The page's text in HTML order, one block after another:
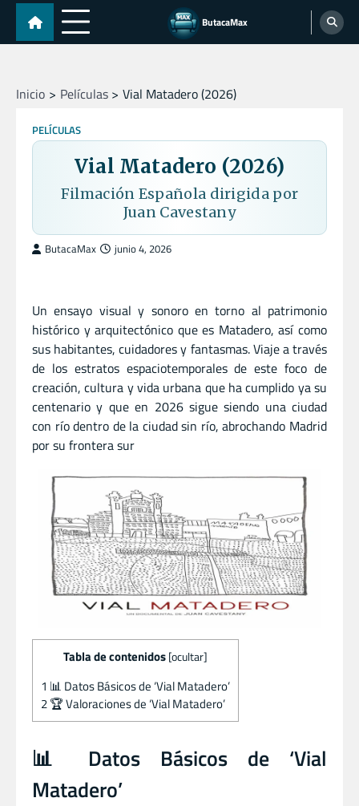
Skip
content
ButacaMax
Inicio Películas Vial Matadero (2026)
PELÍCULAS
Vial Matadero (2026)
Filmación Española dirigida por
Juan Cavestany
ButacaMax junio 4, 2026
Un ensayo visual y sonoro en torno al patrimonio
histórico y arquitectónico que es Matadero, así como
sus habitantes, cuidadores y fantasmas. Viaje a través
de los estratos espaciotemporales de este foco de
creación, cultura y vida urbana que ha cumplido ya su
centenario y que en 2026 sigue siendo una ciudad
con río dentro de la ciudad sin río, abrochando Madrid
por su frontera sur
Tabla de contenidos [ocultar]
1 📊 Datos Básicos de ‘Vial Matadero’
2🏆 Valoraciones de ‘Vial Matadero’
📊 Datos Básicos de ‘Vial
Matadero’